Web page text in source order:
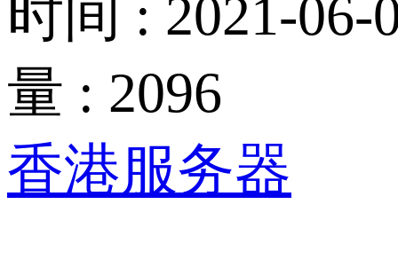
时间 : 2021-06-
量 : 2096
香港服务器